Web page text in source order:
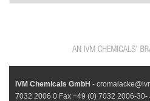
IVM Chemicals GmbH -
7032 2006 0 Fax +49 (0) 7032 2006-